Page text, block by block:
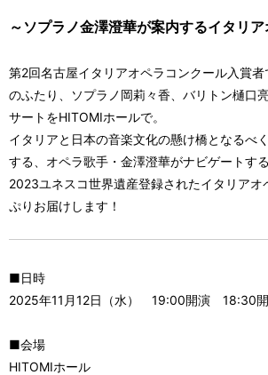
～ソプラノ金澤澄華が案内するイタリ
第2回名古屋イタリアオペラコンクール入賞
のふたり、ソプラノ岡莉々香、バリトン樋口
サートをHITOMIホールで。
イタリアと日本の音楽文化の懸け橋となるべ
する、オペラ歌手・金澤澄華がナビゲートす
2023ユネスコ世界遺産登録されたイタリアオ
ぷりお届けします！
■日時
2025年11月12日（水） 19:00開演 18:30
■会場
HITOMIホール